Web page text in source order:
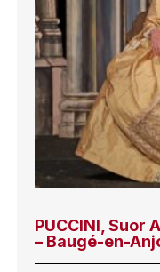
PUCCINI, Suor
– Baugé-en-